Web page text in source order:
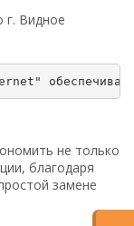
г. Видное
не только
благодаря
замене